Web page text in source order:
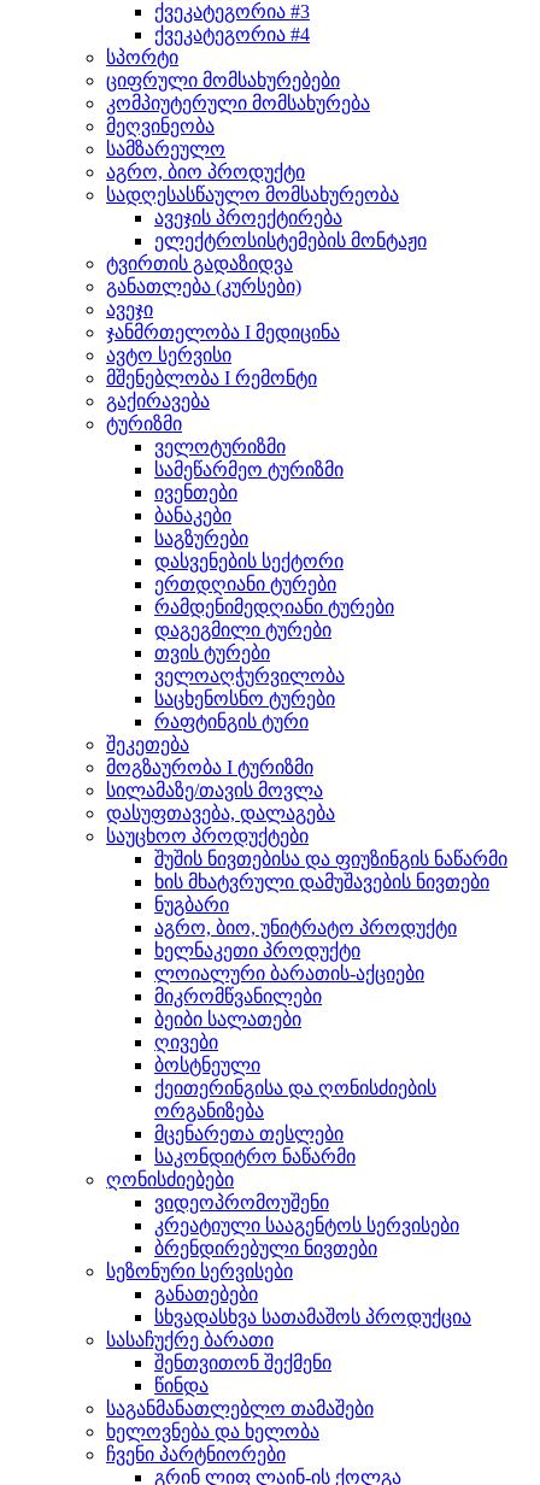
ქვეკატეგორია #3
ქვეკატეგორია #4
სპორტი
ციფრული მომსახურებები
კომპიუტერული მომსახურება
მეღვინეობა
სამზარეულო
აგრო, ბიო პროდუქტი
სადღესასწაულო მომსახურეობა
ავეჯის პროექტირება
ელექტროსისტემების მონტაჟი
ტვირთის გადაზიდვა
განათლება (კურსები)
ავეჯი
ჯანმრთელობა I მედიცინა
ავტო სერვისი
მშენებლობა I რემონტი
გაქირავება
ტურიზმი
ველოტურიზმი
სამეწარმეო ტურიზმი
ივენთები
ბანაკები
საგზურები
დასვენების სექტორი
ერთდღიანი ტურები
რამდენიმედღიანი ტურები
დაგეგმილი ტურები
თვის ტურები
ველოაღჭურვილობა
საცხენოსნო ტურები
რაფტინგის ტური
შეკეთება
მოგზაურობა I ტურიზმი
სილამაზე/თავის მოვლა
დასუფთავება, დალაგება
საუცხოო პროდუქტები
შუშის ნივთებისა და ფიუზინგის ნაწარმი
ხის მხატვრული დამუშავების ნივთები
ნუგბარი
აგრო, ბიო, უნიტრატო პროდუქტი
ხელნაკეთი პროდუქტი
ლოიალური ბარათის-აქციები
მიკრომწვანილები
ბეიბი სალათები
ღივები
ბოსტნეული
ქეითერინგისა და ღონისძიების
ორგანიზება
მცენარეთა თესლები
საკონდიტრო ნაწარმი
ღონისძიებები
ვიდეოპრომოუშენი
კრეატიული სააგენტოს სერვისები
ბრენდირებული ნივთები
სეზონური სერვისები
განათებები
სხვადასხვა სათამაშოს პროდუქცია
სასაჩუქრე ბარათი
შენთვითონ შექმენი
წინდა
საგანმანათლებლო თამაშები
ხელოვნება და ხელობა
ჩვენი პარტნიორები
გრინ ლიფ ლაინ-ის ქოლგა